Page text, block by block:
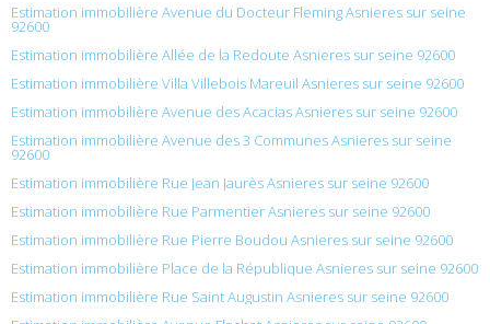
Estimation immobilière Avenue du Docteur Fleming Asnieres sur seine
92600
Estimation immobilière Allée de la Redoute Asnieres sur seine 92600
Estimation immobilière Villa Villebois Mareuil Asnieres sur seine 92600
Estimation immobilière Avenue des Acacias Asnieres sur seine 92600
Estimation immobilière Avenue des 3 Communes Asnieres sur seine
92600
Estimation immobilière Rue Jean Jaurès Asnieres sur seine 92600
Estimation immobilière Rue Parmentier Asnieres sur seine 92600
Estimation immobilière Rue Pierre Boudou Asnieres sur seine 92600
Estimation immobilière Place de la République Asnieres sur seine 92600
Estimation immobilière Rue Saint Augustin Asnieres sur seine 92600